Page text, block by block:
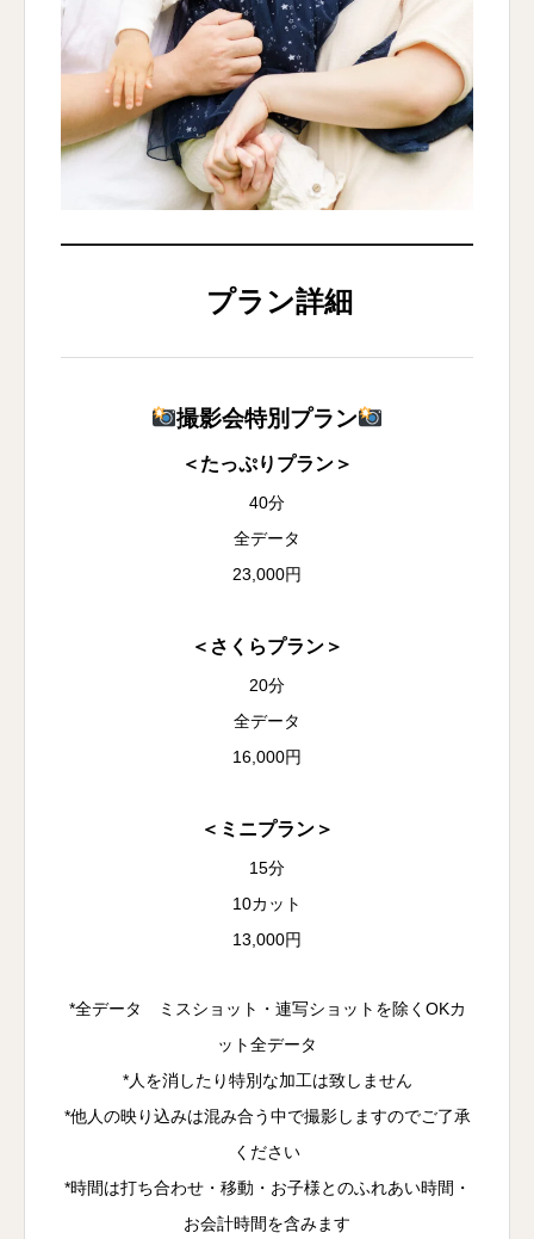
プラン詳細
撮影会特別プラン
＜たっぷりプラン＞
40分
全データ
23,000円
＜さくらプラン＞
20分
全データ
16,000円
＜ミニプラン＞
15分
10カット
13,000円
*全データ ミスショット・連写ショットを除くOKカ
ット全データ
*人を消したり特別な加工は致しません
*他人の映り込みは混み合う中で撮影しますのでご了承
ください
*時間は打ち合わせ・移動・お子様とのふれあい時間・
お会計時間を含みます